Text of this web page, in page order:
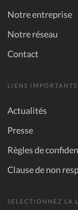
Notre entreprise
Notre réseau
Contact
LIENS IMPORTANTS
Actualités
Presse
Règles de
Clause de non
SELECTIONNEZ LA